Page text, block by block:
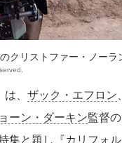
クリストファー・ノーラ
は、 ザック・エフロン
ーン・ダーキン監督
集と題し『カリフォ